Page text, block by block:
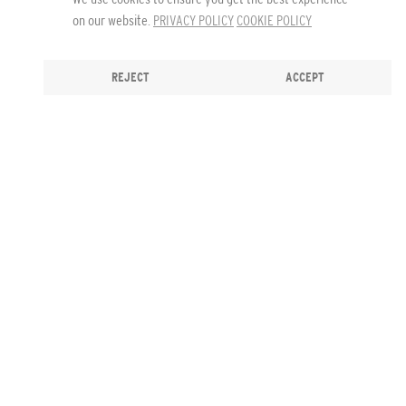
on our website. PRIVACY POLICY COOKIE POLICY
REJECT ACCEPT